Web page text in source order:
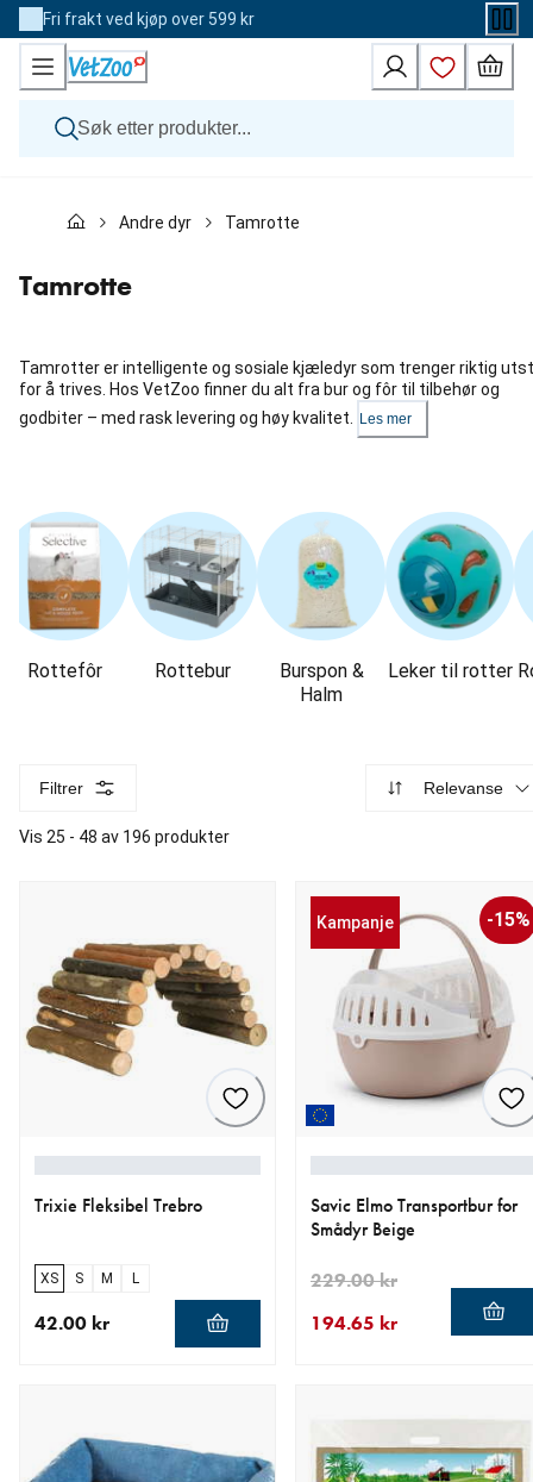
Skip
to
Content
Fri frakt ved kjøp over 599 kr
Katt
Andre dyr
Merker
Andre dyr Tamrotte
Tamrotte
Tamrotter er intelligente og sosiale kjæledyr som trenger riktig
for å trives. Hos VetZoo finner du alt fra bur og fôr til tilbehør og
godbiter – med rask levering og høy kvalitet.
Les mer
Hopp
Rottefôr Rottebur
Burspon &
Halm
Leker til rotter
Filtrer Relevanse
Vis 25 - 48 av 196 produkter
Trixie Fleksibel Trebro
XS S M L
42.00 kr
Kampanje -15%
Savic Elmo Transportbur for
Smådyr Beige
194.65 kr
229.00 kr